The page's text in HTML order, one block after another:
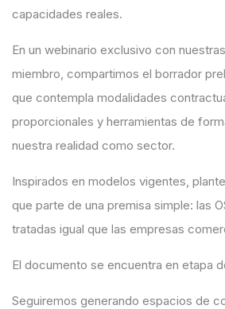
capacidades reales.
En un webinario exclusivo con
miembro, compartimos el borrador
que contempla modalidades
proporcionales y herramientas de
nuestra realidad como sector.
Inspirados en modelos vigentes,
que parte de una premisa simple: las
tratadas igual que las empresas
El documento se encuentra en etapa
Seguiremos generando espacios de